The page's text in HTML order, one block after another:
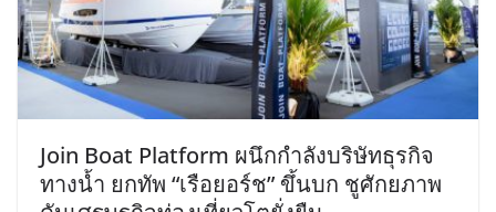
Join Boat Platform ผนึกกำลังบริษัทธุรกิจ
ทางน้ำ ยกทัพ “เรือยอร์ช” ขึ้นบก ชูศักยภาพ